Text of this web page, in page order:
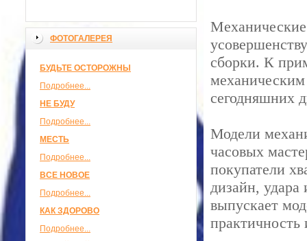
ФОТОГАЛЕРЕЯ
БУДЬТЕ ОСТОРОЖНЫ
Подробнее...
НЕ БУДУ
Подробнее...
МЕСТЬ
Подробнее...
ВСЕ НОВОЕ
Подробнее...
КАК ЗДОРОВО
Подробнее...
сборки. К
сегодняшних
Модели
часовых
покупатели
дизайн, удара
выпускает
практичность